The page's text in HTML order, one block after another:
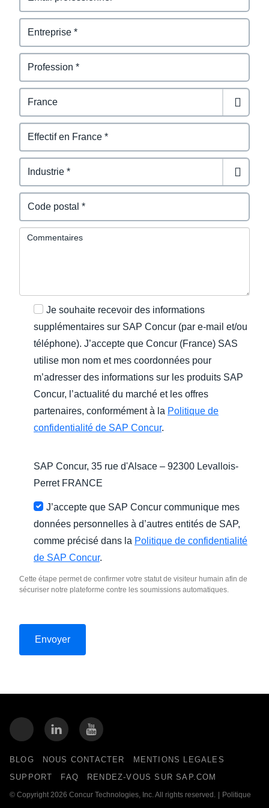
Commentaires
Je souhaite recevoir des informations
supplémentaires sur SAP Concur (par e-mail et/ou
téléphone). J’accepte que Concur (France) SAS
utilise mon nom et mes coordonnées pour
m’adresser des informations sur les produits SAP
Concur, l’actualité du marché et les offres
partenaires, conformément à la Politique de
confidentialité de SAP Concur.
SAP Concur, 35 rue d'Alsace – 92300 Levallois-
Perret FRANCE
J’accepte que SAP Concur communique mes
données personnelles à d’autres entités de SAP,
comme précisé dans la Politique de confidentialité
de SAP Concur.
Cette étape permet de confirmer votre statut de visiteur humain afin de
sécuriser notre plateforme contre les soumissions automatiques.
BLOG NOUS CONTACTER
MENTIONS LEGALES
SUPPORT
FAQ RENDEZ-VOUS SUR SAP.COM
© Copyright 2026 Concur Technologies, Inc. All rights reserved. | Politique